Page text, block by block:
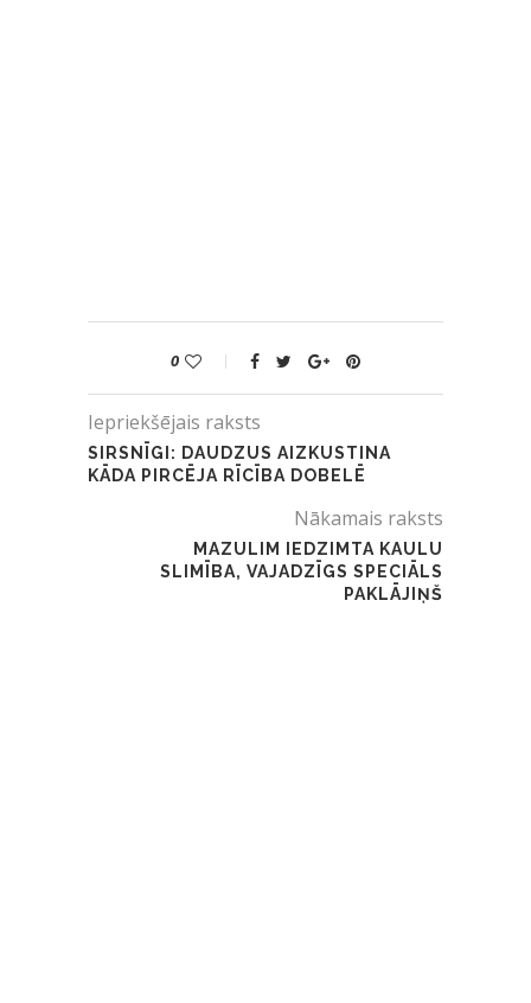
0
Iepriekšējais raksts
SIRSNĪGI: DAUDZUS AIZKUSTINA
KĀDA PIRCĒJA RĪCĪBA DOBELĒ
Nākamais raksts
MAZULIM IEDZIMTA KAULU
SLIMĪBA, VAJADZĪGS SPECIĀLS
PAKLĀJIŅŠ